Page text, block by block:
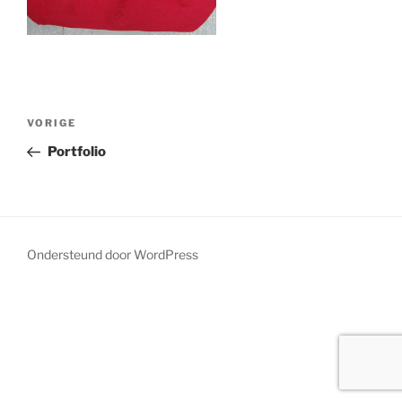
Bericht
Vorig
bericht
VORIGE
Portfolio
Ondersteund door WordPress